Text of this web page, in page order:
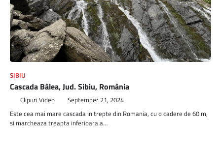
SIBIU
Cascada Bâlea, Jud. Sibiu, România
Clipuri Video September 21, 2024
Este cea mai mare cascada in trepte din Romania, cu o cadere de 60 m,
si marcheaza treapta inferioara a…